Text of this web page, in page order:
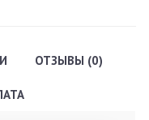
ОТЗЫВЫ (0)